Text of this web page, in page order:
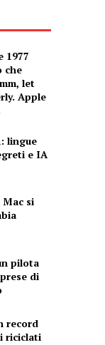
1977
che
let
Apple
lingue
e IA
Mac si
pilota
di
record
riciclati